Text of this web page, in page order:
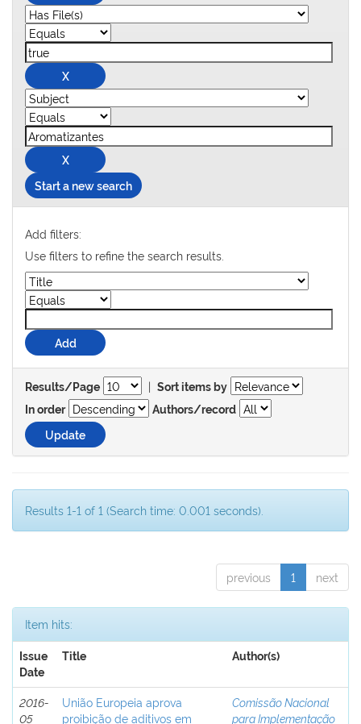
Start a new search
Add filters:
Use filters to refine the search results.
Results/Page | Sort items by
In order
Authors/record
Results 1-1 of 1 (Search time: 0.001 seconds).
previous 1 next
Item hits:
Issue
Date
Title Author(s)
2016-
05
União Europeia aprova
proibição de aditivos em
Comissão Nacional
para Implementação